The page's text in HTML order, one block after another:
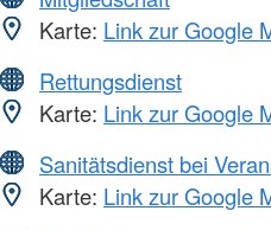
Karte: Link zur Google
Rettungsdienst
Karte: Link zur Google
Sanitätsdienst bei
Karte: Link zur Google